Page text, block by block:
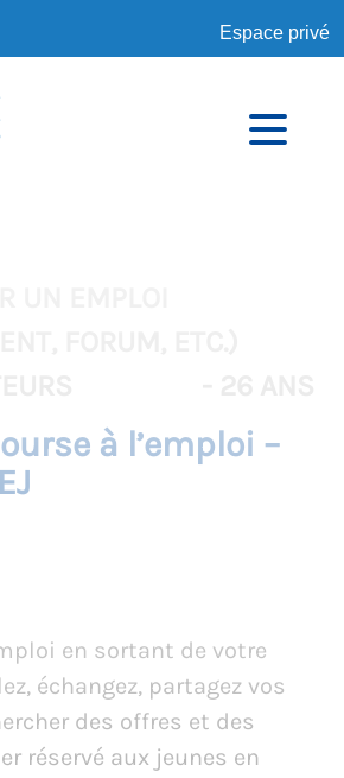
Espace privé
à l’emploi –
en sortant de votre
échangez, partagez vos
des offres et des
réservé aux jeunes en